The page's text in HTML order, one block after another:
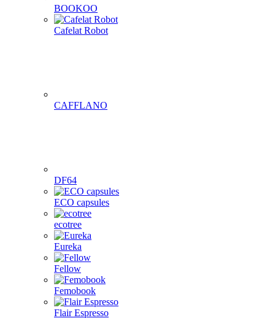
BOOKOO
Cafelat Robot
CAFFLANO
DF64
ECO capsules
ecotree
Eureka
Fellow
Femobook
Flair Espresso